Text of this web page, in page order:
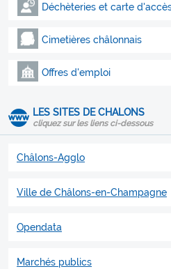
Déchèteries et carte
Cimetières châlonnais
Offres d'emploi
LES SITES DE CHALONS
cliquez sur les liens ci-dessous
Châlons-Agglo
Ville de Châlons-en-Champagne
Opendata
Marchés publics